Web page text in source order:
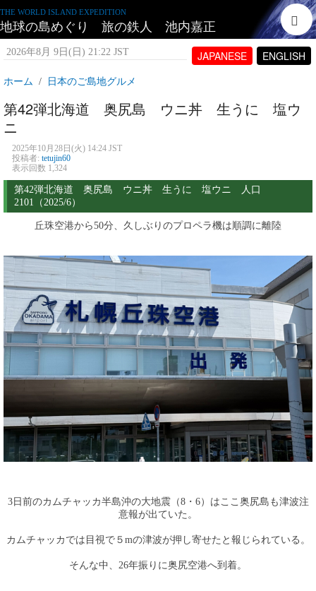
THE WORLD ISLAND EXPEDITION
地球の島めぐり 旅の鉄人 池内嘉正
JAPANESE ENGLISH
2026年8月 9日(日) 21:22 JST
ホーム 日本のご島地グルメ
第42弾北海道 奥尻島 ウニ丼 生うに 塩ウ
ニ
2025年10月28日(火) 14:24 JST
投稿者: tetujin60
表示回数 1,324
第42弾北海道 奥尻島 ウニ丼 生うに 塩ウニ 人口
2101（2025/6）
丘珠空港から50分、久しぶりのプロペラ機は順調に離陸
3日前のカムチャッカ半島沖の大地震（8・6）はここ奥尻島も津波注
意報が出ていた。
カムチャッカでは目視で５mの津波が押し寄せたと報じられている。
そんな中、26年振りに奥尻空港へ到着。